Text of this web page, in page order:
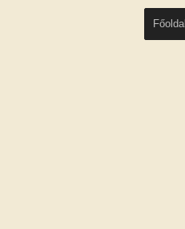
Főoldal